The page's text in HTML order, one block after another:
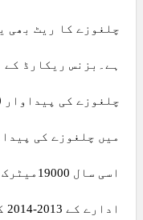
چلغوزے کا ریٹ بھی
اسی